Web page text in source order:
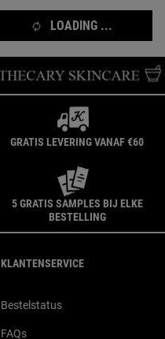
LOADING ...
GRATIS LEVERING VANAF €60
5 GRATIS SAMPLES BIJ ELKE
BESTELLING
KLANTENSERVICE
Bestelstatus
FAQs